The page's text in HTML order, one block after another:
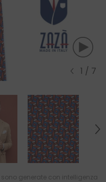
1 / 7
generate con intelligenza